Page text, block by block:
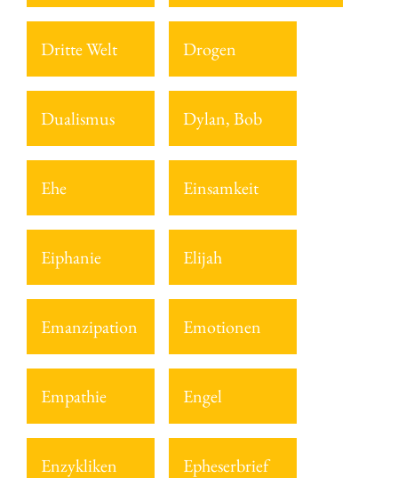
Dritte Welt Drogen
Dualismus Dylan, Bob
Ehe Einsamkeit
Eiphanie Elijah
Emanzipation Emotionen
Empathie Engel
Enzykliken Epheserbrief